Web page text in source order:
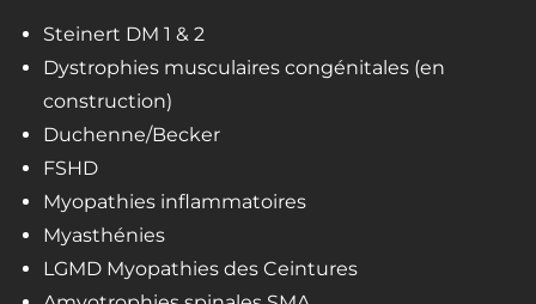
Steinert DM 1 & 2
Dystrophies musculaires congénitales (en
construction)
Duchenne/Becker
FSHD
Myopathies inflammatoires
Myasthénies
LGMD Myopathies des Ceintures